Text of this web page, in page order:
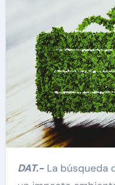
DAT.-La búsqueda